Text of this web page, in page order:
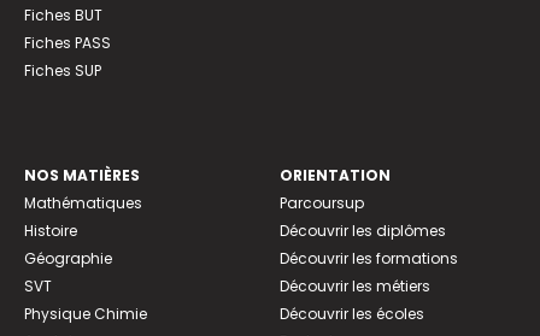
Fiches BUT
Fiches PASS
Fiches SUP
NOS MATIÈRES
Mathématiques
Histoire
Géographie
SVT
Physique Chimie
ORIENTATION
Parcoursup
Découvrir les diplômes
Découvrir les formations
Découvrir les métiers
Découvrir les écoles